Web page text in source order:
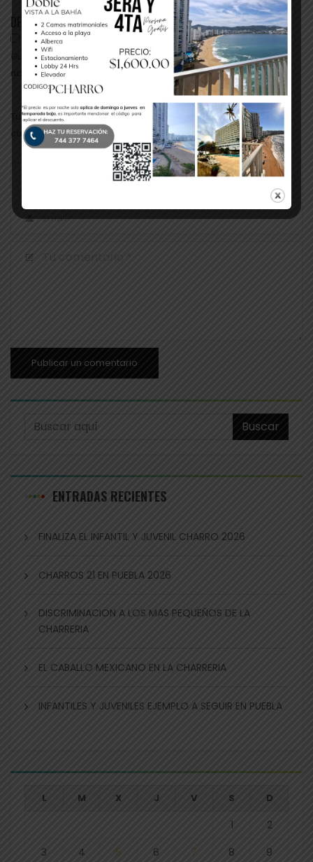
DEJA UNA RESPUESTA
Guarda mi nombre, correo electrónico y web en este
navegador para la próxima vez que comente.
Tu dirección de correo electrónico no será publicada. Los
campos obligatorios están marcados con *
Buscar
ENTRADAS RECIENTES
FINALIZA EL INFANTIL Y JUVENIL CHARRO 2026
CHARROS 21 EN PUEBLA 2026
DISCRIMINACION A LOS MAS PEQUEÑOS DE LA
CHARRERIA
EL CABALLO MEXICANO EN LA CHARRERIA
INFANTILES Y JUVENILES EJEMPLO A SEGUIR EN PUEBLA
L M X J V S D
1
2
3
4 5 6 7 8
9